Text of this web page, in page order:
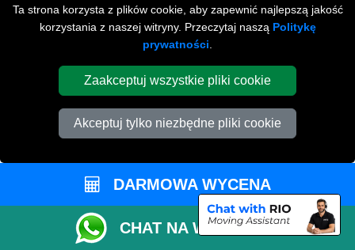
Ta strona korzysta z plików cookie, aby zapewnić najlepszą jakość
korzystania z naszej witryny. Przeczytaj naszą Politykę
prywatności
Zaakceptuj wszystkie pliki cookie
Akceptuj tylko niezbędne pliki cookie
ZOBACZ WSZYSTKIE FAQ'S
WYSZUKAJ W NAJCZĘŚCIEJ ZADAWANYCH
PYTANIACH
DARMOWA WYCENA
CHAT NA WHATSAPP